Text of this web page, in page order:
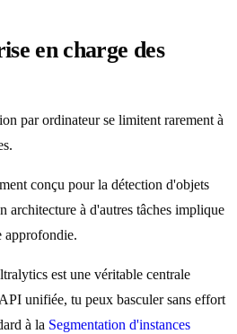
en charge des
par ordinateur se limitent rarement à
conçu pour la détection d'objets
architecture à d'autres tâches implique
approfondie.
est une véritable centrale
unifiée, tu peux basculer sans effort
à la Segmentation d'instances